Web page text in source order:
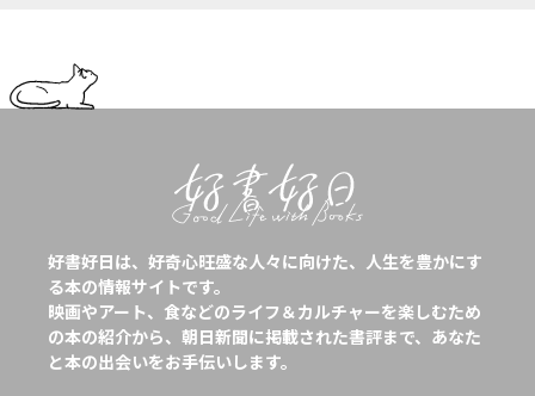
好書好日は、好奇心旺盛な人々に向けた、人生を豊かにす
る本の情報サイトです。
映画やアート、食などのライフ＆カルチャーを楽しむため
の本の紹介から、朝日新聞に掲載された書評まで、あなた
と本の出会いをお手伝いします。